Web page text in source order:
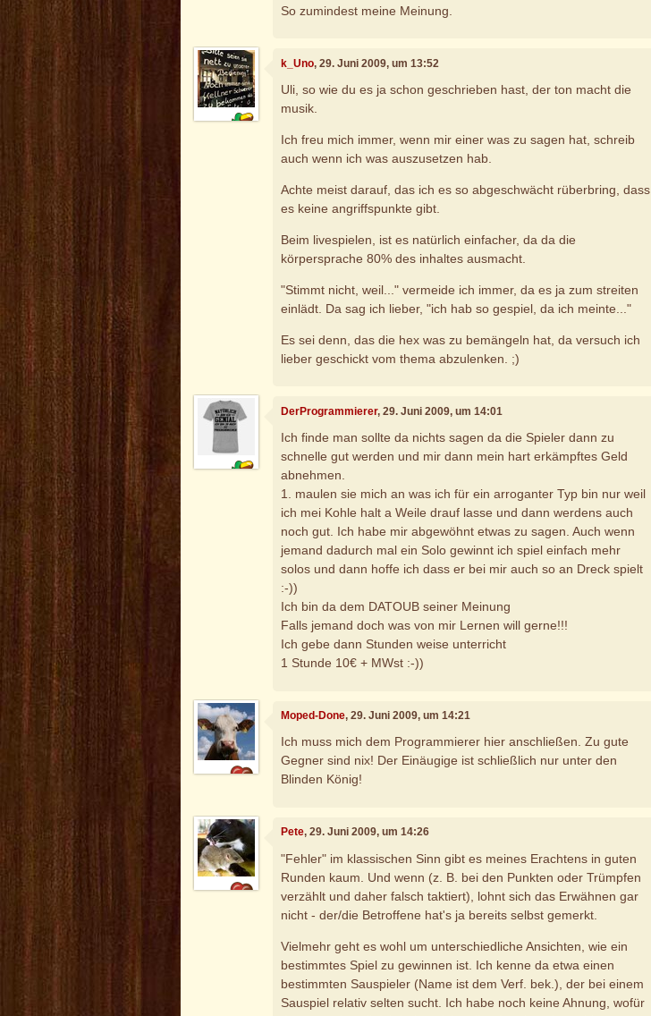
So zumindest meine Meinung.
k_Uno, 29. Juni 2009, um 13:52
Uli, so wie du es ja schon geschrieben hast, der ton macht die
musik.
Ich freu mich immer, wenn mir einer was zu sagen hat, schreib
auch wenn ich was auszusetzen hab.
Achte meist darauf, das ich es so abgeschwächt rüberbring, dass
es keine angriffspunkte gibt.
Beim livespielen, ist es natürlich einfacher, da da die
körpersprache 80% des inhaltes ausmacht.
"Stimmt nicht, weil..." vermeide ich immer, da es ja zum streiten
einlädt. Da sag ich lieber, "ich hab so gespiel, da ich meinte..."
Es sei denn, das die hex was zu bemängeln hat, da versuch ich
lieber geschickt vom thema abzulenken. ;)
DerProgrammierer, 29. Juni 2009, um 14:01
Ich finde man sollte da nichts sagen da die Spieler dann zu
schnelle gut werden und mir dann mein hart erkämpftes Geld
abnehmen.
1. maulen sie mich an was ich für ein arroganter Typ bin nur weil
ich mei Kohle halt a Weile drauf lasse und dann werdens auch
noch gut. Ich habe mir abgewöhnt etwas zu sagen. Auch wenn
jemand dadurch mal ein Solo gewinnt ich spiel einfach mehr
solos und dann hoffe ich dass er bei mir auch so an Dreck spielt
:-))
Ich bin da dem DATOUB seiner Meinung
Falls jemand doch was von mir Lernen will gerne!!!
Ich gebe dann Stunden weise unterricht
1 Stunde 10€ + MWst :-))
Moped-Done, 29. Juni 2009, um 14:21
Ich muss mich dem Programmierer hier anschließen. Zu gute
Gegner sind nix! Der Einäugige ist schließlich nur unter den
Blinden König!
Pete, 29. Juni 2009, um 14:26
"Fehler" im klassischen Sinn gibt es meines Erachtens in guten
Runden kaum. Und wenn (z. B. bei den Punkten oder Trümpfen
verzählt und daher falsch taktiert), lohnt sich das Erwähnen gar
nicht - der/die Betroffene hat's ja bereits selbst gemerkt.
Vielmehr geht es wohl um unterschiedliche Ansichten, wie ein
bestimmtes Spiel zu gewinnen ist. Ich kenne da etwa einen
bestimmten Sauspieler (Name ist dem Verf. bek.), der bei einem
Sauspiel relativ selten sucht. Ich habe noch keine Ahnung, wofür